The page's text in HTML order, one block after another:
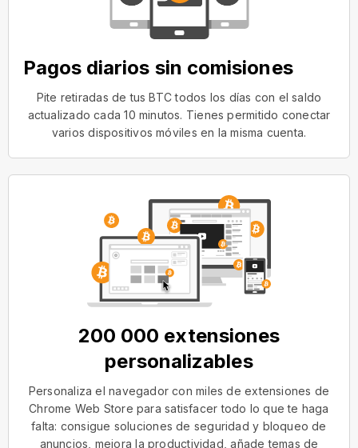
Pagos diarios sin comisiones
Pite retiradas de tus BTC todos los días con el saldo
actualizado cada 10 minutos. Tienes permitido conectar
varios dispositivos móviles en la misma cuenta.
200 000 extensiones
personalizables
Personaliza el navegador con miles de extensiones de
Chrome Web Store para satisfacer todo lo que te haga
falta: consigue soluciones de seguridad y bloqueo de
anuncios, mejora la productividad, añade temas de